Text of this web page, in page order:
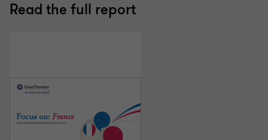
Read the full report